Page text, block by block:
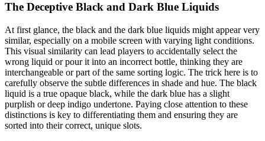
The Deceptive Black and Dark Blue Liquids
At first glance, the black and the dark blue liquids might appear very
similar, especially on a mobile screen with varying light conditions.
This visual similarity can lead players to accidentally select the
wrong liquid or pour it into an incorrect bottle, thinking they are
interchangeable or part of the same sorting logic. The trick here is to
carefully observe the subtle differences in shade and hue. The black
liquid is a true opaque black, while the dark blue has a slight
purplish or deep indigo undertone. Paying close attention to these
distinctions is key to differentiating them and ensuring they are
sorted into their correct, unique slots.